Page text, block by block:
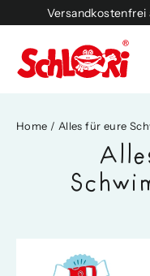
to
content
Versandkostenfrei
Home / Alles für eure